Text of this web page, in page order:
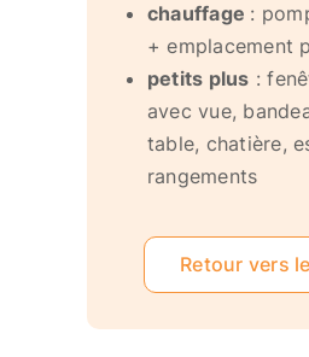
chauffage :
+ emplacement
petits plus :
avec vue,
table, chatière,
rangements
Retour vers